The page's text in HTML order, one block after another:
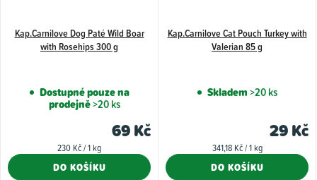
Kap.Carnilove Dog Paté Wild Boar
with Rosehips 300 g
Dostupné pouze na
prodejně>20 ks
69 Kč
Měrná
230 Kč / 1 kg
DO KOŠÍKU
Kap.Carnilove Cat Pouch Turkey with
Valerian 85 g
Skladem>20 ks
29 Kč
Měrná
341,18 Kč / 1 kg
DO KOŠÍKU